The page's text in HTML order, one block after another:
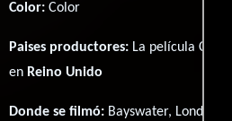
Color: Color
Paises productores: La película
en Reino Unido
Donde se filmó: Bayswater, London,